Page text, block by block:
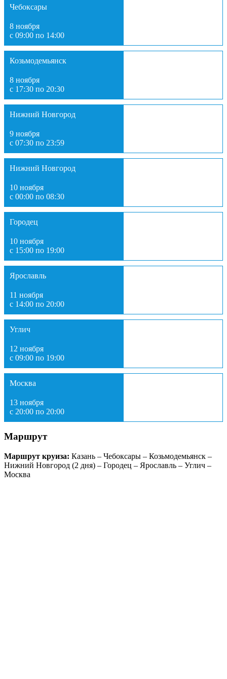
Чебоксары
8 ноября
с 09:00 по 14:00
Козьмодемьянск
8 ноября
с 17:30 по 20:30
Нижний Новгород
9 ноября
с 07:30 по 23:59
Нижний Новгород
10 ноября
с 00:00 по 08:30
Городец
10 ноября
с 15:00 по 19:00
Ярославль
11 ноября
с 14:00 по 20:00
Углич
12 ноября
с 09:00 по 19:00
Москва
13 ноября
с 20:00 по 20:00
Маршрут
Маршрут круиза: Казань – Чебоксары – Козьмодемьянск –
Нижний Новгород (2 дня) – Городец – Ярославль – Углич –
Москва